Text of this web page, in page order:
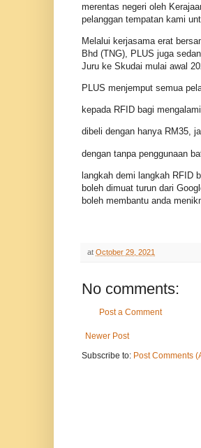
merentas negeri oleh
pelanggan tempatan kami
Melalui kerjasama erat
Bhd (TNG), PLUS juga
Juru ke Skudai mulai awal
PLUS menjemput semua
kepada RFID bagi
dibeli dengan hanya RM35,
dengan tanpa penggunaan
langkah demi langkah RFID
boleh dimuat turun dari
boleh membantu anda
at October 29, 2021
No comments:
Post a Comment
Newer Post
Subscribe to: Post Comments